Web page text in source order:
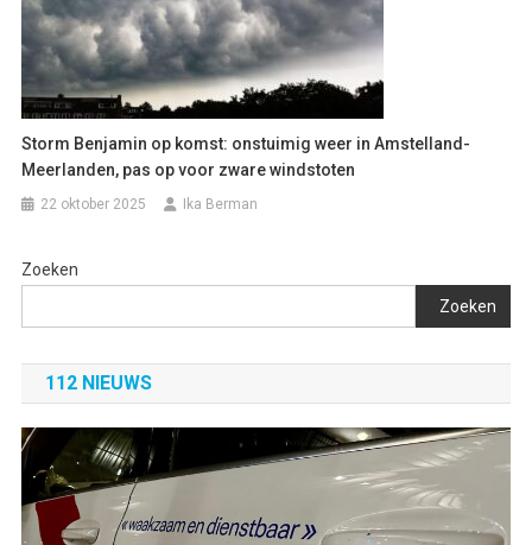
Storm Benjamin op komst: onstuimig weer in Amstelland-
Meerlanden, pas op voor zware windstoten
22 oktober 2025 Ika Berman
Zoeken
Zoeken
112 NIEUWS